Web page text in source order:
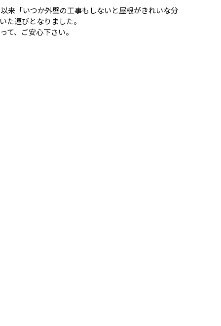
来「いつか外壁の工事もしないと屋根がきれいな分
た運びとなりました。
、ご安心下さい。